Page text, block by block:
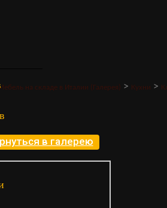
на складе в Италии (Галерея) > Кухни >
в галерею